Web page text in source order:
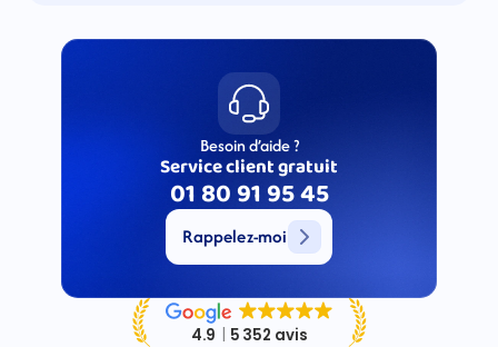
Besoin d’aide ?
Service client gratuit
01 80 91 95 45
Rappelez-moi